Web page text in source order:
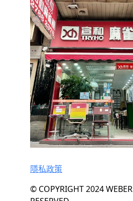
隱私政策
© COPYRIGHT 2024